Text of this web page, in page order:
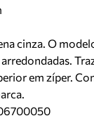
cinza. O
em zíper.